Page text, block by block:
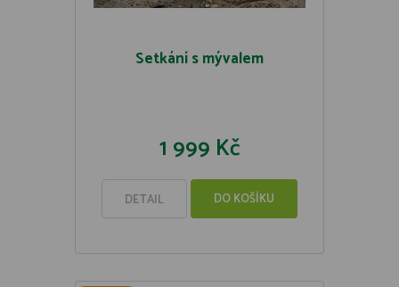
Setkání s mývalem
1 999 Kč
DETAIL DO KOŠÍKU